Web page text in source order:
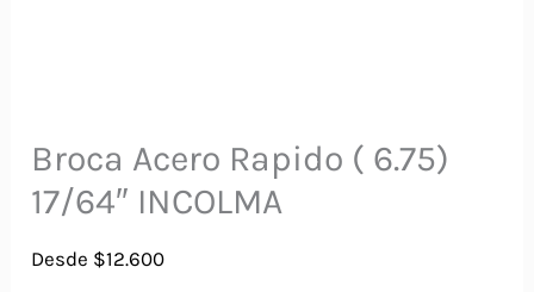
Broca Acero Rapido ( 6.75)
17/64″ INCOLMA
Desde $12.600